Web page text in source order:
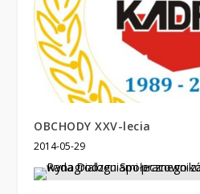
OBCHODY XXV-lecia
2014-05-29